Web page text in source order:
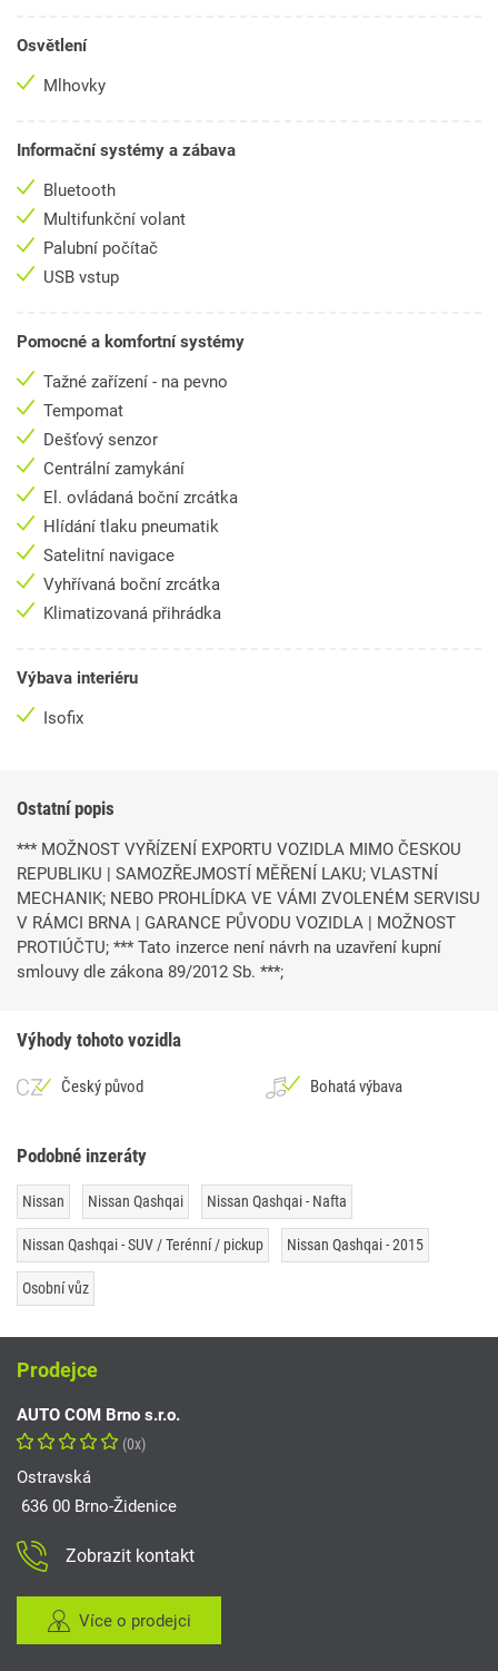
Osvětlení
Mlhovky
Informační systémy a zábava
Bluetooth
Multifunkční volant
Palubní počítač
USB vstup
Pomocné a komfortní systémy
Tažné zařízení - na pevno
Tempomat
Dešťový senzor
Centrální zamykání
El. ovládaná boční zrcátka
Hlídání tlaku pneumatik
Satelitní navigace
Vyhřívaná boční zrcátka
Klimatizovaná přihrádka
Výbava interiéru
Isofix
Ostatní popis
*** MOŽNOST VYŘÍZENÍ EXPORTU VOZIDLA MIMO ČESKOU
REPUBLIKU | SAMOZŘEJMOSTÍ MĚŘENÍ LAKU; VLASTNÍ
MECHANIK; NEBO PROHLÍDKA VE VÁMI ZVOLENÉM SERVISU
V RÁMCI BRNA | GARANCE PŮVODU VOZIDLA | MOŽNOST
PROTIÚČTU; *** Tato inzerce není návrh na uzavření kupní
smlouvy dle zákona 89/2012 Sb. ***;
Výhody tohoto vozidla
Český původ Bohatá výbava
Podobné inzeráty
Nissan Nissan Qashqai Nissan Qashqai - Nafta
Nissan Qashqai - SUV / Terénní / pickup Nissan Qashqai - 2015
Osobní vůz
Prodejce
AUTO COM Brno s.r.o.
(0x)
Ostravská
636 00 Brno-Židenice
Zobrazit kontakt
Více o prodejci